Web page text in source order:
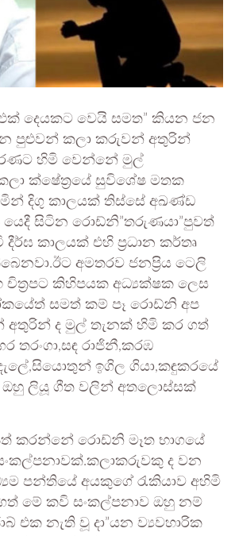
දෙයකට වෙයි සමත” කියන ජන
පුළුවන් කලා කරුවන් අතුරින්
හිමි වෙන්නේ මුල්
ක්ෂේත්‍රයේ සුවිශේෂ මතක
දිගු කාලයක් තිස්සේ අඛණ්ඩ
යෙදී සිටින රොඩ්නි”තරුණයා”පුවත්
කාලයක් එහි ප්‍රධාන කර්තෘ
අමතරව ජනප්‍රිය ටෙලි
චිත්‍රපට කිහිපයක අධ්‍යක්ෂක ලෙස
සමත් කම් පෑ රොඩ්නි අප
අතුරින් ද මුල් තැනක් හිමි කර ගත්
තරංගා,සඳ රාජිනී,කරඹ
දැලේ,සියොතුන් ඉගිල ගියා,කඳුකරයේ
ඔහු ලියූ ගීත වලින් අතලොස්සක්
කරන්නේ රොඩ්නි මෑත භාගයේ
ද වන
පන්තියේ අයකුගේ රැකියාව අහිමි
මේ කවි සංකල්පනාව ඔහු නම්
එක නැති වූ දා”යන ව්‍යවහාරික